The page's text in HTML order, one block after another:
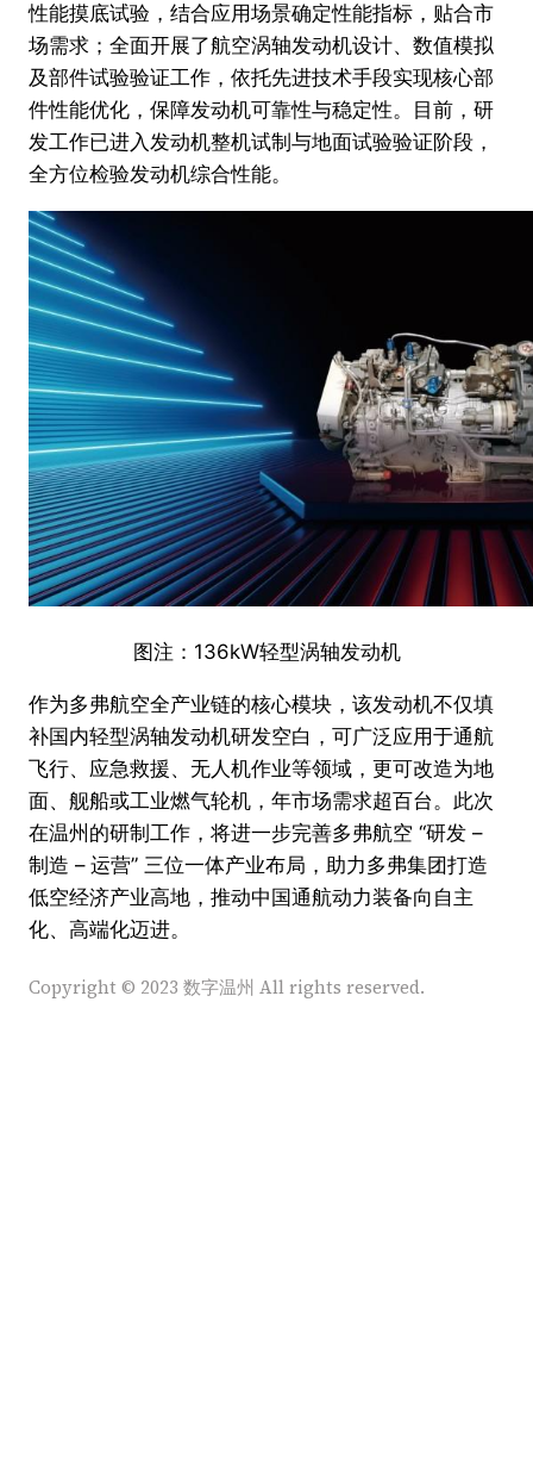
性能摸底试验，结合应用场景确定性能指标，贴合市
场需求；全面开展了航空涡轴发动机设计、数值模拟
及部件试验验证工作，依托先进技术手段实现核心部
件性能优化，保障发动机可靠性与稳定性。目前，研
发工作已进入发动机整机试制与地面试验验证阶段，
全方位检验发动机综合性能。
图注：136kW轻型涡轴发动机
作为多弗航空全产业链的核心模块，该发动机不仅填
补国内轻型涡轴发动机研发空白，可广泛应用于通航
飞行、应急救援、无人机作业等领域，更可改造为地
面、舰船或工业燃气轮机，年市场需求超百台。此次
在温州的研制工作，将进一步完善多弗航空 “研发 –
制造 – 运营” 三位一体产业布局，助力多弗集团打造
低空经济产业高地，推动中国通航动力装备向自主
化、高端化迈进。
Copyright © 2023 数字温州 All rights reserved.